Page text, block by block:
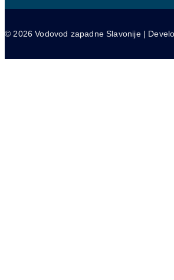
© 2026 Vodovod zapadne Slavonije |